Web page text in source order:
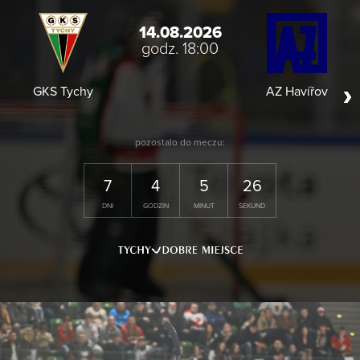
GKS Tychy
14.08.2026
godz. 18:00
AZ Havířov
pozostalo do meczu:
7
DNI
4
GODZIN
5
MINUT
25
SEKUND